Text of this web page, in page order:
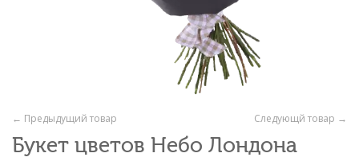
Следующй товар →
← Предыдущий товар
Букет цветов Небо Лондона